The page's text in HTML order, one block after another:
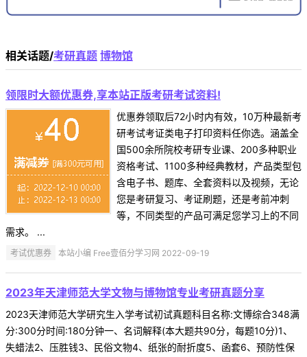
相关话题/考研真题 博物馆
领限时大额优惠券,享本站正版考研考试资料!
优惠券领取后72小时内有效，10万种最新考
研考试考证类电子打印资料任你选。涵盖全
国500余所院校考研专业课、200多种职业
资格考试、1100多种经典教材，产品类型包
含电子书、题库、全套资料以及视频，无论
您是考研复习、考证刷题，还是考前冲刺
等，不同类型的产品可满足您学习上的不同
需求。 ...
考试优惠券 本站小编 Free壹佰分学习网 2022-09-19
2023年天津师范大学文物与博物馆专业考研真题分享
2023天津师范大学研究生入学考试初试真题科目名称:文博综合348满
分:300分时间:180分钟一、名词解释(本大题共90分，每题10分)1、
失蜡法2、压胜钱3、民俗文物4、纸张的耐折度5、函套6、预防性保